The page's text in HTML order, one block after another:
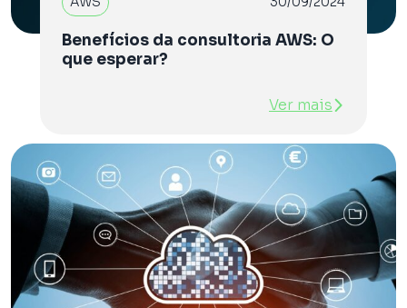
Benefícios da consultoria AWS: O
que esperar?
Ver mais